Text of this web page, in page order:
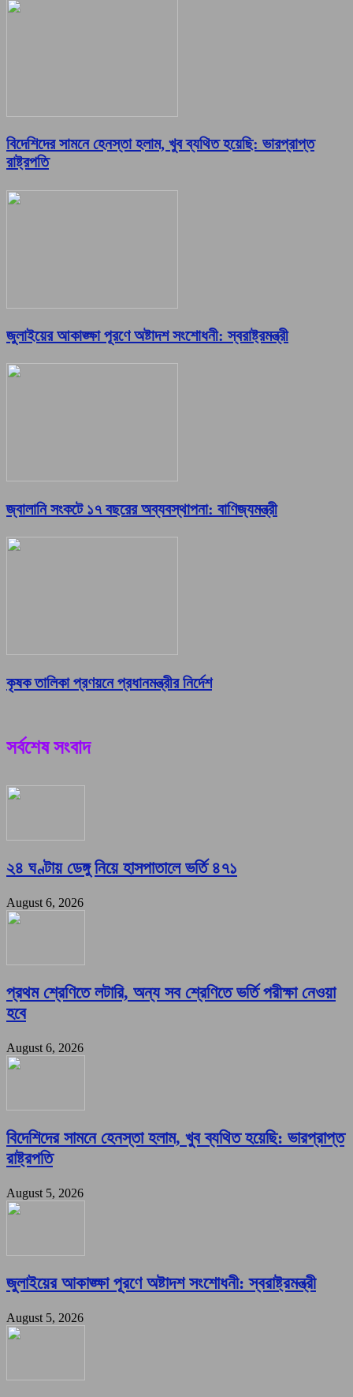
বিদেশিদের সামনে হেনস্তা হলাম, খুব ব্যথিত হয়েছি: ভারপ্রাপ্ত
রাষ্ট্রপতি
জুলাইয়ের আকাঙ্ক্ষা পূরণে অষ্টাদশ সংশোধনী: স্বরাষ্ট্রমন্ত্রী
জ্বালানি সংকটে ১৭ বছরের অব্যবস্থাপনা: বাণিজ্যমন্ত্রী
কৃষক তালিকা প্রণয়নে প্রধানমন্ত্রীর নির্দেশ
সর্বশেষ সংবাদ
২৪ ঘণ্টায় ডেঙ্গু নিয়ে হাসপাতালে ভর্তি ৪৭১
August 6, 2026
প্রথম শ্রেণিতে লটারি, অন্য সব শ্রেণিতে ভর্তি পরীক্ষা নেওয়া
হবে
August 6, 2026
বিদেশিদের সামনে হেনস্তা হলাম, খুব ব্যথিত হয়েছি: ভারপ্রাপ্ত
রাষ্ট্রপতি
August 5, 2026
জুলাইয়ের আকাঙ্ক্ষা পূরণে অষ্টাদশ সংশোধনী: স্বরাষ্ট্রমন্ত্রী
August 5, 2026